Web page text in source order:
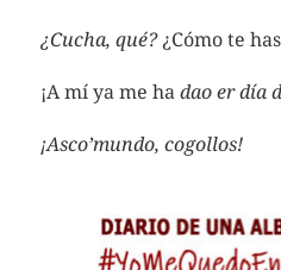
¿Cucha, qué?¿Cómo te has
¡A mí ya me ha dao er día
¡Asco’mundo, cogollos!